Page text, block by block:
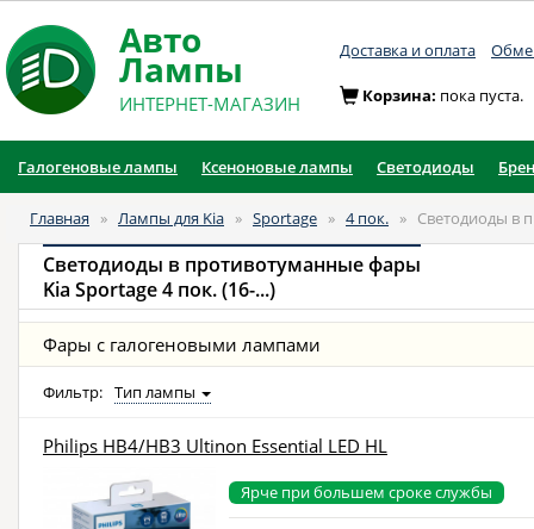
Авто
Лампы
ИНТЕРНЕТ-МАГАЗИН
Доставка и оплата
Корзина: пока пуста.
Галогеновые лампы Ксеноновые лампы Светодиоды
Главная » Лампы для Kia » Sportage » 4 пок. » Светодиоды в
Светодиоды в противотуманные фары
Kia Sportage 4 пок. (16-...)
Фары с галогеновыми лампами
Фильтр: Тип лампы
Philips HB4/HB3 Ultinon Essential LED HL
Ярче при большем сроке службы